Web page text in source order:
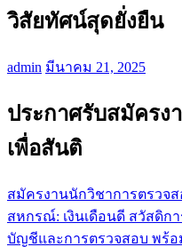
วิสัยทัศน์สุดยั่งยืน
admin มีนาคม 21, 2025
ประกาศรับสมัคร
เพื่อสันติ
แนะแนว
เรื่อง
สมัครงานนักวิชาการตรวจ
สหกรณ์: เงินเดือนดี สวัสดิก
บัญชีและการตรวจสอบ พร้